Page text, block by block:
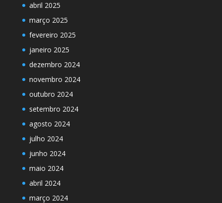
abril 2025
março 2025
fevereiro 2025
janeiro 2025
dezembro 2024
novembro 2024
outubro 2024
setembro 2024
agosto 2024
julho 2024
junho 2024
maio 2024
abril 2024
março 2024